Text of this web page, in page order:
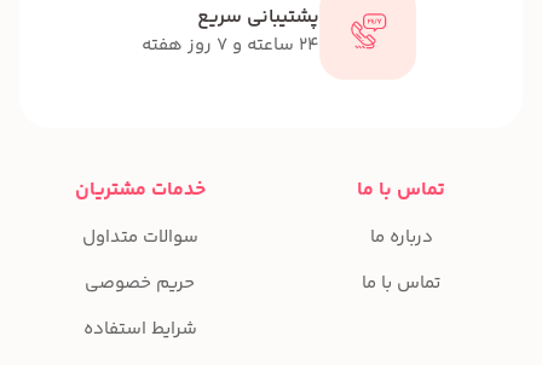
پشتیبانی سریع
24 ساعته و 7 روز هفته
تماس با ما
درباره ما
تماس با ما
خدمات مشتریان
سوالات متداول
حریم خصوصی
شرایط استفاده